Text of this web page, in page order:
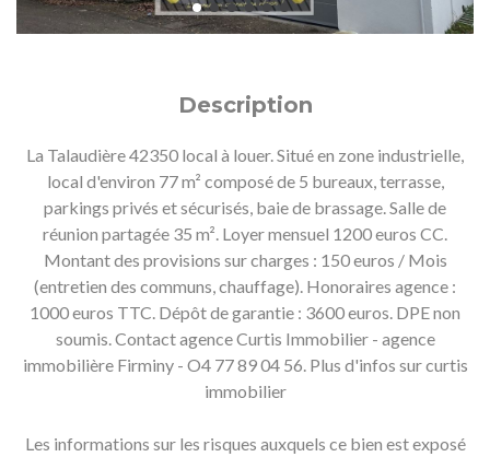
Description
La Talaudière 42350 local à louer. Situé en zone industrielle,
local d'environ 77 m² composé de 5 bureaux, terrasse,
parkings privés et sécurisés, baie de brassage. Salle de
réunion partagée 35 m². Loyer mensuel 1200 euros CC.
Montant des provisions sur charges : 150 euros / Mois
(entretien des communs, chauffage). Honoraires agence :
1000 euros TTC. Dépôt de garantie : 3600 euros. DPE non
soumis. Contact agence Curtis Immobilier - agence
immobilière Firminy - O4 77 89 04 56. Plus d'infos sur curtis
immobilier
Les informations sur les risques auxquels ce bien est exposé